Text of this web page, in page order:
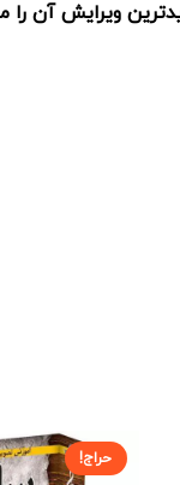
ویرایش آن را
حراج!